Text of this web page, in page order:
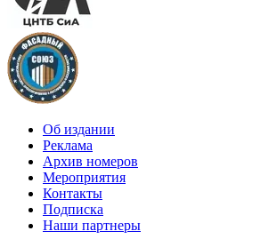
Об издании
Реклама
Архив номеров
Мероприятия
Контакты
Подписка
Наши партнеры